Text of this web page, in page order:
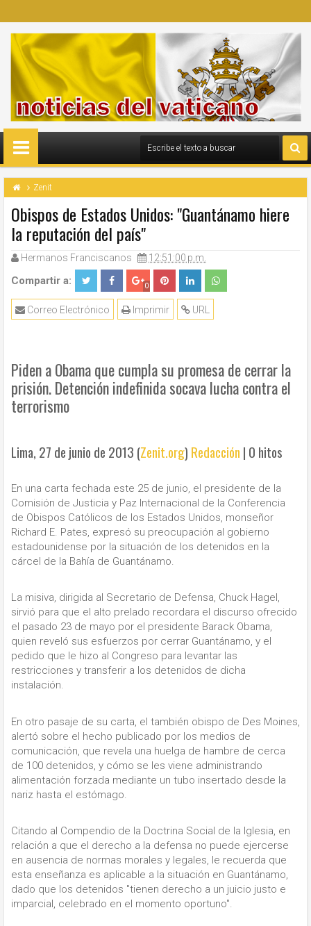
Zenit
Obispos de Estados Unidos: "Guantánamo hiere
la reputación del país"
Hermanos Franciscanos 12:51:00 p.m.
Compartir a: 0
URL
Imprimir
Correo Electrónico
Piden a Obama que cumpla su promesa de cerrar la
prisión. Detención indefinida socava lucha contra el
terrorismo
Lima, 27 de junio de 2013 (Zenit.org) Redacción | 0 hitos
En una carta fechada este 25 de junio, el presidente de la
Comisión de Justicia y Paz Internacional de la Conferencia
de Obispos Católicos de los Estados Unidos, monseñor
Richard E. Pates, expresó su preocupación al gobierno
estadounidense por la situación de los detenidos en la
cárcel de la Bahía de Guantánamo.
La misiva, dirigida al Secretario de Defensa, Chuck Hagel,
sirvió para que el alto prelado recordara el discurso ofrecido
el pasado 23 de mayo por el presidente Barack Obama,
quien reveló sus esfuerzos por cerrar Guantánamo, y el
pedido que le hizo al Congreso para levantar las
restricciones y transferir a los detenidos de dicha
instalación.
En otro pasaje de su carta, el también obispo de Des Moines,
alertó sobre el hecho publicado por los medios de
comunicación, que revela una huelga de hambre de cerca
de 100 detenidos, y cómo se les viene administrando
alimentación forzada mediante un tubo insertado desde la
nariz hasta el estómago.
Citando al Compendio de la Doctrina Social de la Iglesia, en
relación a que el derecho a la defensa no puede ejercerse
en ausencia de normas morales y legales, le recuerda que
esta enseñanza es aplicable a la situación en Guantánamo,
dado que los detenidos "tienen derecho a un juicio justo e
imparcial, celebrado en el momento oportuno".